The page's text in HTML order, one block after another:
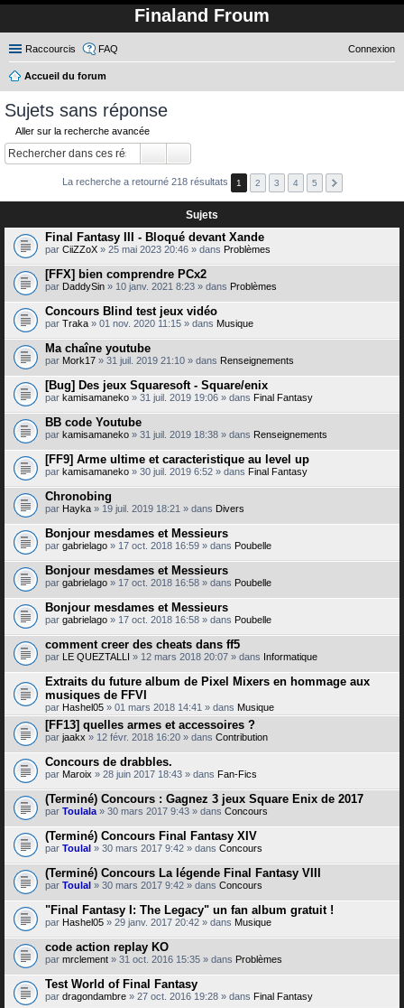
Finaland Froum
Raccourcis FAQ Connexion
Accueil du forum
Sujets sans réponse
Aller sur la recherche avancée
La recherche a retourné 218 résultats 1 2 3 4 5
Sujets
Final Fantasy III - Bloqué devant Xande
par CiiZZoX » 25 mai 2023 20:46 » dans Problèmes
[FFX] bien comprendre PCx2
par DaddySin » 10 janv. 2021 8:23 » dans Problèmes
Concours Blind test jeux vidéo
par Traka » 01 nov. 2020 11:15 » dans Musique
Ma chaîne youtube
par Mork17 » 31 juil. 2019 21:10 » dans Renseignements
[Bug] Des jeux Squaresoft - Square/enix
par kamisamaneko » 31 juil. 2019 19:06 » dans Final Fantasy
BB code Youtube
par kamisamaneko » 31 juil. 2019 18:38 » dans Renseignements
[FF9] Arme ultime et caracteristique au level up
par kamisamaneko » 30 juil. 2019 6:52 » dans Final Fantasy
Chronobing
par Hayka » 19 juil. 2019 18:21 » dans Divers
Bonjour mesdames et Messieurs
par gabrielago » 17 oct. 2018 16:59 » dans Poubelle
Bonjour mesdames et Messieurs
par gabrielago » 17 oct. 2018 16:58 » dans Poubelle
Bonjour mesdames et Messieurs
par gabrielago » 17 oct. 2018 16:58 » dans Poubelle
comment creer des cheats dans ff5
par LE QUEZTALLI » 12 mars 2018 20:07 » dans Informatique
Extraits du future album de Pixel Mixers en hommage aux
musiques de FFVI
par Hashel05 » 01 mars 2018 14:41 » dans Musique
[FF13] quelles armes et accessoires ?
par jaakx » 12 févr. 2018 16:20 » dans Contribution
Concours de drabbles.
par Maroix » 28 juin 2017 18:43 » dans Fan-Fics
(Terminé) Concours : Gagnez 3 jeux Square Enix de 2017
par Toulala » 30 mars 2017 9:43 » dans Concours
(Terminé) Concours Final Fantasy XIV
par Toulal » 30 mars 2017 9:42 » dans Concours
(Terminé) Concours La légende Final Fantasy VIII
par Toulal » 30 mars 2017 9:42 » dans Concours
"Final Fantasy I: The Legacy" un fan album gratuit !
par Hashel05 » 29 janv. 2017 20:42 » dans Musique
code action replay KO
par mrclement » 31 oct. 2016 15:35 » dans Problèmes
Test World of Final Fantasy
par dragondambre » 27 oct. 2016 19:28 » dans Final Fantasy